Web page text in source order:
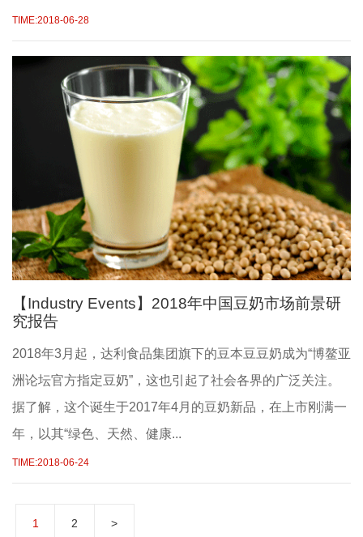
TIME:2018-06-28
【Industry Events】2018年中国豆奶市场前景研
究报告
2018年3月起，达利食品集团旗下的豆本豆豆奶成为“博鳌亚
洲论坛官方指定豆奶”，这也引起了社会各界的广泛关注。
据了解，这个诞生于2017年4月的豆奶新品，在上市刚满一
年，以其“绿色、天然、健康...
TIME:2018-06-24
1 2 >